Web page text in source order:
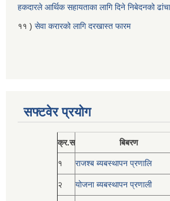
हकदारले आर्थिक सहायताका लागि दिने निबेदनको ढांचा
११ ) सेवा करारको लागि दरखास्त फारम
सफ्टवेर प्रयोग
क्र.स बिबरण
१ राजश्ब ब्यबस्थापन प्रणालि
२ योजना ब्यबस्थापन प्रणाली